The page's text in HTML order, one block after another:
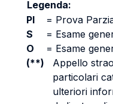
Legenda:
PI
= Prova
S
= Esame
O
= Esame
(**)
Appello
particolari
ulteriori